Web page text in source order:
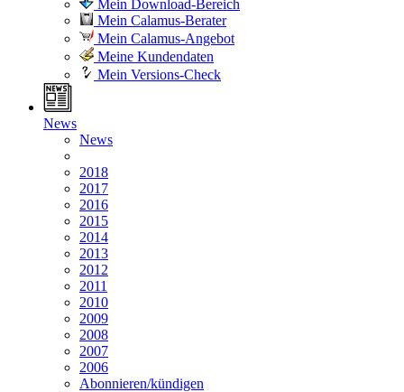
Mein Download-Bereich
Mein Calamus-Berater
Mein Calamus-Angebot
Meine Kundendaten
Mein Versions-Check
News
News
2018
2017
2016
2015
2014
2013
2012
2011
2010
2009
2008
2007
2006
Abonnieren/kündigen